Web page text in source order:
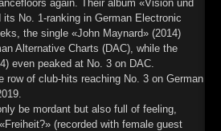
again. Their album «Vision und
its No. 1-ranking in German Electronic
the single «John Maynard» (2014)
Alternative Charts (DAC), while the
even peaked at No. 3 on DAC.
row of club-hits reaching No. 3 on German
be mordant but also full of feeling,
(recorded with female guest